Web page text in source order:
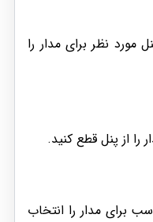
مورد نظر برای مدار را
را از پنل قطع کنید.
برای مدار را انتخاب